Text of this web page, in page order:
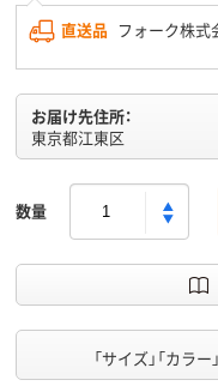
直送品 フォーク株式
お届け先住所：
東京都江東区
数量
「サイズ」「カラ